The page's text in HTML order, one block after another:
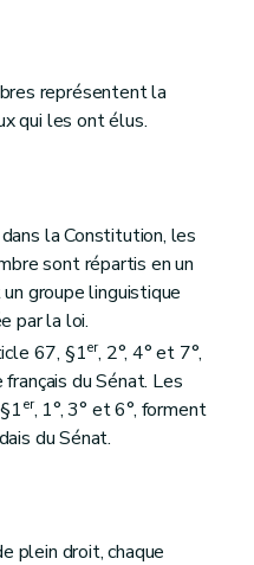
représentent la
qui les ont élus.
la Constitution, les
sont répartis en un
groupe linguistique
par la loi.
67, §1er, 2°, 4° et 7°,
du Sénat. Les
er, 1°, 3° et 6°, forment
du Sénat.
plein droit, chaque